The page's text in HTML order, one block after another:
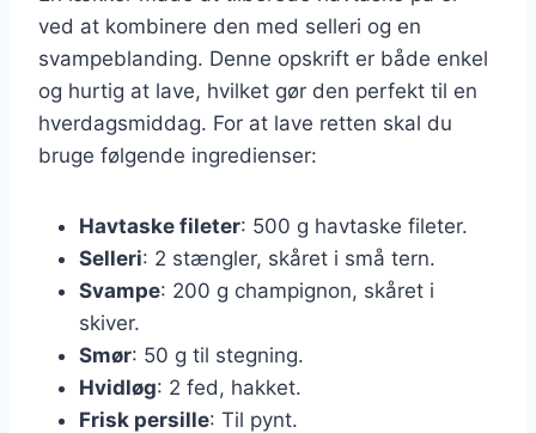
ved at kombinere den med selleri og en
svampeblanding. Denne opskrift er både enkel
og hurtig at lave, hvilket gør den perfekt til en
hverdagsmiddag. For at lave retten skal du
bruge følgende ingredienser:
Havtaske fileter: 500 g havtaske fileter.
Selleri: 2 stængler, skåret i små tern.
Svampe: 200 g champignon, skåret i
skiver.
Smør: 50 g til stegning.
Hvidløg: 2 fed, hakket.
Frisk persille: Til pynt.